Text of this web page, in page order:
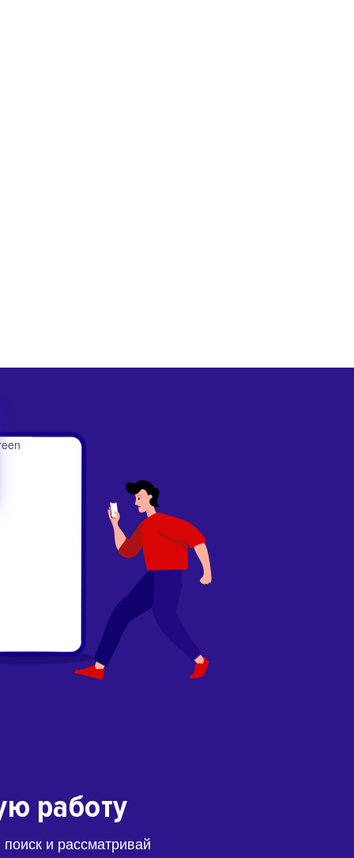
работу
и рассматривай